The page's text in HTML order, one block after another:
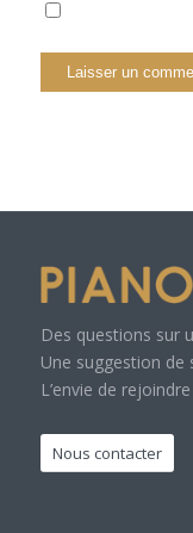
Des questions sur
Une suggestion de
L’envie de
Nous contacter